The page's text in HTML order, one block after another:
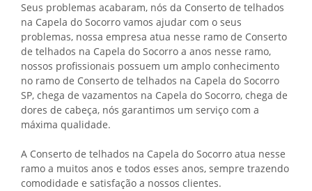
Seus problemas acabaram, nós da Conserto de telhados
na Capela do Socorro vamos ajudar com o seus
problemas, nossa empresa atua nesse ramo de Conserto
de telhados na Capela do Socorro a anos nesse ramo,
nossos profissionais possuem um amplo conhecimento
no ramo de Conserto de telhados na Capela do Socorro
SP, chega de vazamentos na Capela do Socorro, chega de
dores de cabeça, nós garantimos um serviço com a
máxima qualidade.
A Conserto de telhados na Capela do Socorro atua nesse
ramo a muitos anos e todos esses anos, sempre trazendo
comodidade e satisfação a nossos clientes.